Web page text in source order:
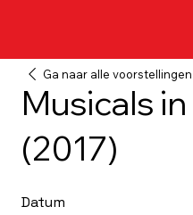
Musicals
(2017)
Datum
Ga naar alle voorstellingen